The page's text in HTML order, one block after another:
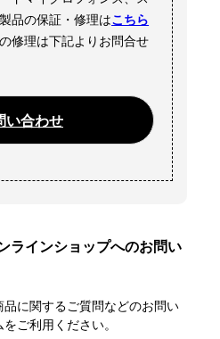
品の保証・修理はこちら
修理は下記よりお問合せ
い合わせ
ラインショップへのお問い
に関するご質問などのお問い
ご利用ください。